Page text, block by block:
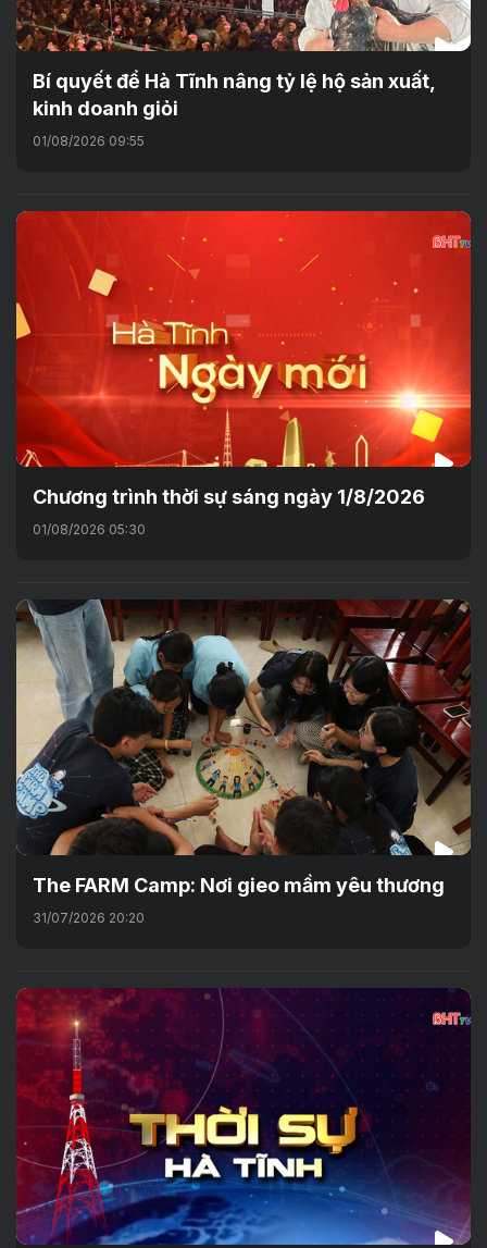
Bí quyết để Hà Tĩnh nâng tỷ lệ hộ sản xuất,
kinh doanh giỏi
01/08/2026 09:55
Chương trình thời sự sáng ngày 1/8/2026
01/08/2026 05:30
The FARM Camp: Nơi gieo mầm yêu thương
31/07/2026 20:20